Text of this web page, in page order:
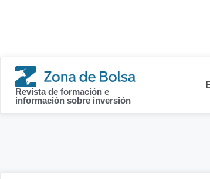
Revista de formación e
información sobre inversión